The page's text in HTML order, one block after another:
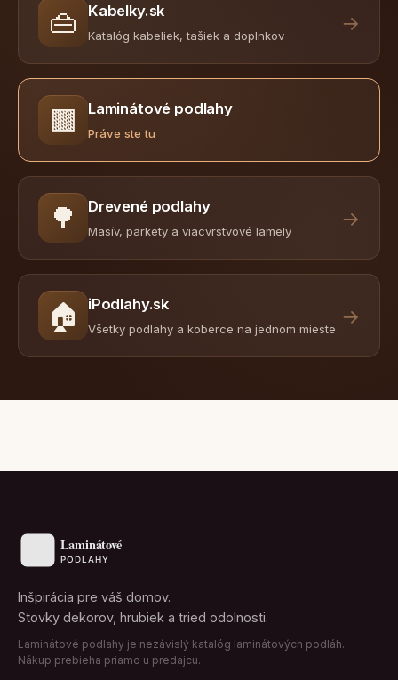
👜 Kabelky.sk
Katalóg kabeliek, tašiek a doplnkov
→
🟫 Laminátové podlahy
Práve ste tu
🌳 Drevené podlahy
Masív, parkety a viacvrstvové lamely
→
🏠 iPodlahy.sk
Všetky podlahy a koberce na jednom mieste
→
Inšpirácia pre váš domov.
Stovky dekorov, hrubiek a tried odolnosti.
Laminátové podlahy je nezávislý katalóg laminátových podláh.
Nákup prebieha priamo u predajcu.